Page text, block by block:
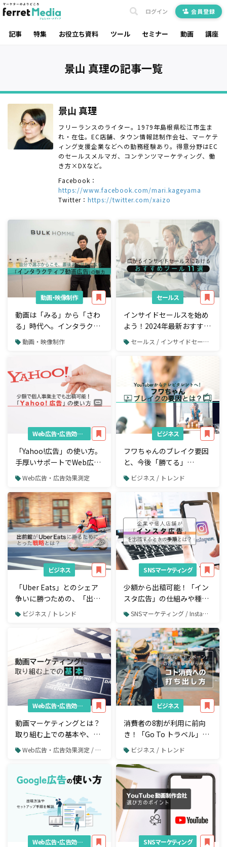
記事 特集 お役立ち資料 ツール セミナー 動画 講座
ログイン 会員登録
景山 真理の記事一覧
景山 真理
フリーランスのライター。1979年島根県松江市生ま
れ・在住。EC店舗、タウン情報誌制作会社、マーケテ
ィング支援企業などへの勤務経験あり。得意分野はEC
のセールスメルマガ、コンテンツマーケティング、働
き方×DXなど。
Facebook：
https://www.facebook.com/mari.kageyama
Twitter： https://twitter.com/xaizo
動画・映像制作
動画は「みる」から「さわ
る」時代へ。インタラクテ
ィブ動画を活用した新たな
動画・映像制作
セールス
インサイドセールスを始め
よう！2024年最新おすすめ
ツール11選
セールス / インサイドセールス
Web広告・広告効果測定
「Yahoo!広告」の使い方。
手厚いサポートでWeb広告
初心者でも始めやすい！
Web広告・広告効果測定
ビジネス
フワちゃんのブレイク要因
と、今後「勝てる」
YouTuberの方向性とは？
ビジネス / トレンド
ビジネス
「Uber Eats」とのシェア
争いに勝つための、「出前
館」のコミュニケーション
ビジネス / トレンド
SNSマーケティング
少額から出稿可能！「イン
スタ広告」の仕組みや種
類、出稿の手順を知ろう
SNSマーケティング / Instagram / Instagram広告
Web広告・広告効果測定
動画マーケティングとは？
取り組む上での基本や、成
功事例も紹介
Web広告・広告効果測定 / 動画広告
ビジネス
消費者の8割が利用に前向
き！「Go To トラベル」
「Go To イート」
ビジネス / トレンド
Web広告・広告効果測定 SNSマーケティング